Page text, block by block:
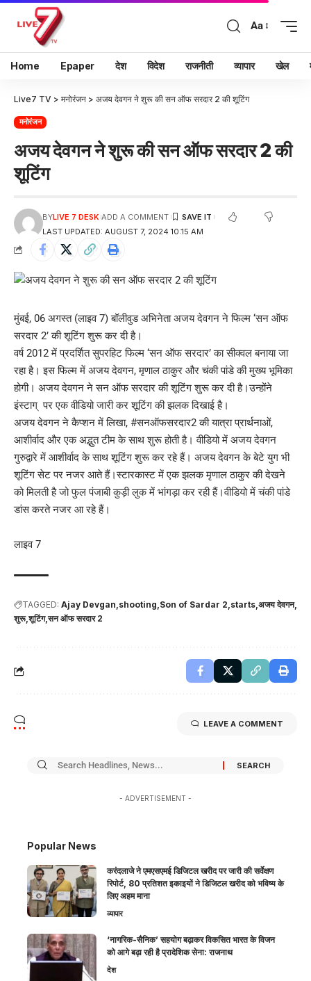
Aa
Home Epaper देश विदेश राजनीती व्यापार खेल
Live7 TV > मनोरंजन > अजय देवगन ने शुरू की सन ऑफ सरदार 2 की शूटिंग
मनोरंजन
अजय देवगन ने शुरू की सन ऑफ सरदार 2 की
शूटिंग
LAST UPDATED: AUGUST 7, 2024 10:15 AM
BYLIVE 7 DESK ADD A COMMENT
मुंबई, 06 अगस्त (लाइव 7) बॉलीवुड अभिनेता अजय देवगन ने फिल्म ‘सन ऑफ
सरदार 2’ की शूटिंग शुरू कर दी है।
वर्ष 2012 में प्रदर्शित सुपरहिट फिल्म ‘सन ऑफ सरदार’ का सीक्वल बनाया जा
रहा है। इस फिल्म में अजय देवगन, मृणाल ठाकुर और चंकी पांडे की मुख्य भूमिका
होगी। अजय देवगन ने सन ऑफ सरदार की शूटिंग शुरू कर दी है।उन्होंने
इंस्टाग् पर एक वीडियो जारी कर शूटिंग की झलक दिखाई है।
अजय देवगन ने कैप्शन में लिखा, #सनऑफसरदार2 की यात्रा प्रार्थनाओं,
आशीर्वाद और एक अद्भुत टीम के साथ शुरू होती है। वीडियो में अजय देवगन
गुरुद्वारे में आशीर्वाद के साथ शूटिंग शुरू कर रहे हैं। अजय देवगन के बेटे युग भी
शूटिंग सेट पर नजर आते हैं।स्टारकास्ट में एक झलक मृणाल ठाकुर की देखने
को मिलती है जो फुल पंजाबी कुड़ी लुक में भांगड़ा कर रही हैं।वीडियो में चंकी पांडे
डांस करते नजर आ रहे हैं।
लाइव 7
TAGGED: Ajay Devgan shooting Son of Sardar 2 starts अजय देवगन
शुरू शूटिंग सन ऑफ सरदार 2
LEAVE A COMMENT
- ADVERTISEMENT -
Popular News
करंदलाजे ने एमएसएमई डिजिटल खरीद पर जारी की सर्वेक्षण
रिपोर्ट, 80 प्रतिशत इकाइयों ने डिजिटल खरीद को भविष्य के
लिए अहम माना
व्यापार
‘नागरिक-सैनिक’ सहयोग बढ़ाकर विकसित भारत के विजन
को आगे बढ़ा रही है प्रादेशिक सेना: राजनाथ
देश